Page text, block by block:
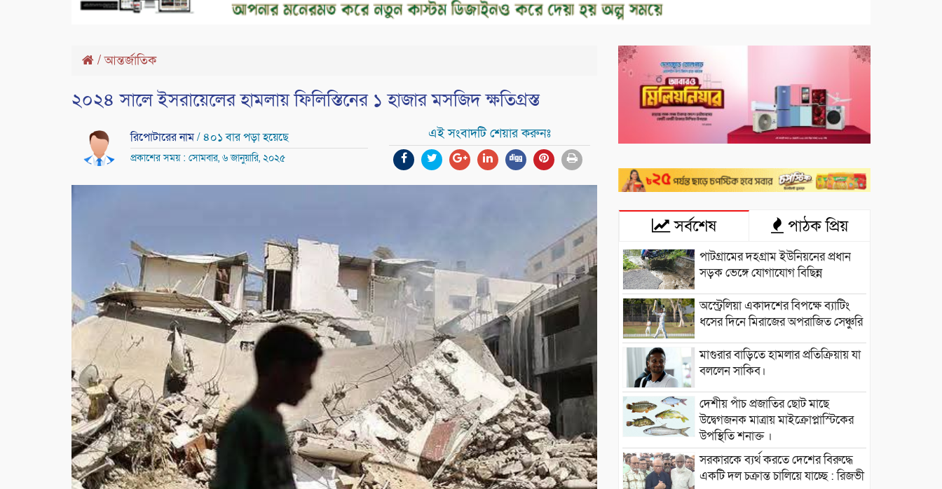
/আন্তর্জাতিক
২০২৪ সালে ইসরায়েলের হামলায় ফিলিস্তিনের ১ হাজার মসজিদ ক্ষতিগ্রস্ত
রিপোটারের নাম/ ৪০১ বার পড়া হয়েছে
প্রকাশের সময় : সোমবার, ৬ জানুয়ারি, ২০২৫
এই সংবাদটি শেয়ার করুনঃ
সর্বশেষ পাঠক প্রিয়
পাটগ্রামের দহগ্রাম ইউনিয়নের প্রধান
সড়ক ভেঙ্গে যোগাযোগ বিছিন্ন
অস্ট্রেলিয়া একাদশের বিপক্ষে ব্যাটিং
ধসের দিনে মিরাজের অপরাজিত সেঞ্চুরি
মাগুরার বাড়িতে হামলার প্রতিক্রিয়ায় যা
বললেন সাকিব।
দেশীয় পাঁচ প্রজাতির ছোট মাছে
উদ্বেগজনক মাত্রায় মাইক্রোপ্লাস্টিকের
উপস্থিতি শনাক্ত ।
সরকারকে ব্যর্থ করতে দেশের বিরুদ্ধে
একটি দল চক্রান্ত চালিয়ে যাচ্ছে : রিজভী